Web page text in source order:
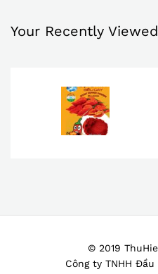
Your Recently
© 2019
Công ty TNHH Đầu